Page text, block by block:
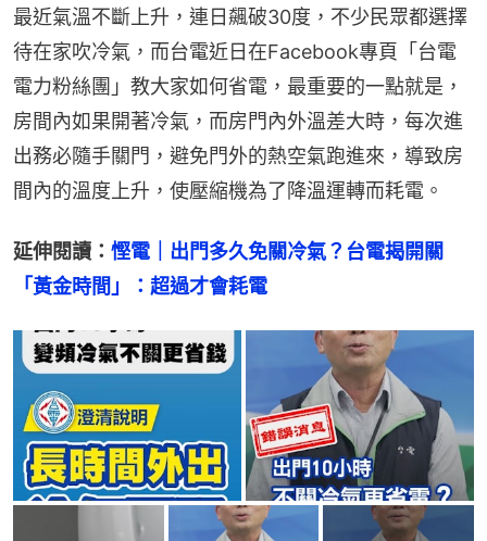
最近氣溫不斷上升，連日飆破30度，不少民眾都選擇
待在家吹冷氣，而台電近日在Facebook專頁「台電
電力粉絲團」教大家如何省電，最重要的一點就是，
房間內如果開著冷氣，而房門內外溫差大時，每次進
出務必隨手關門，避免門外的熱空氣跑進來，導致房
間內的溫度上升，使壓縮機為了降溫運轉而耗電。
延伸閱讀： 慳電｜出門多久免關冷氣？台電揭開關
「黃金時間」：超過才會耗電